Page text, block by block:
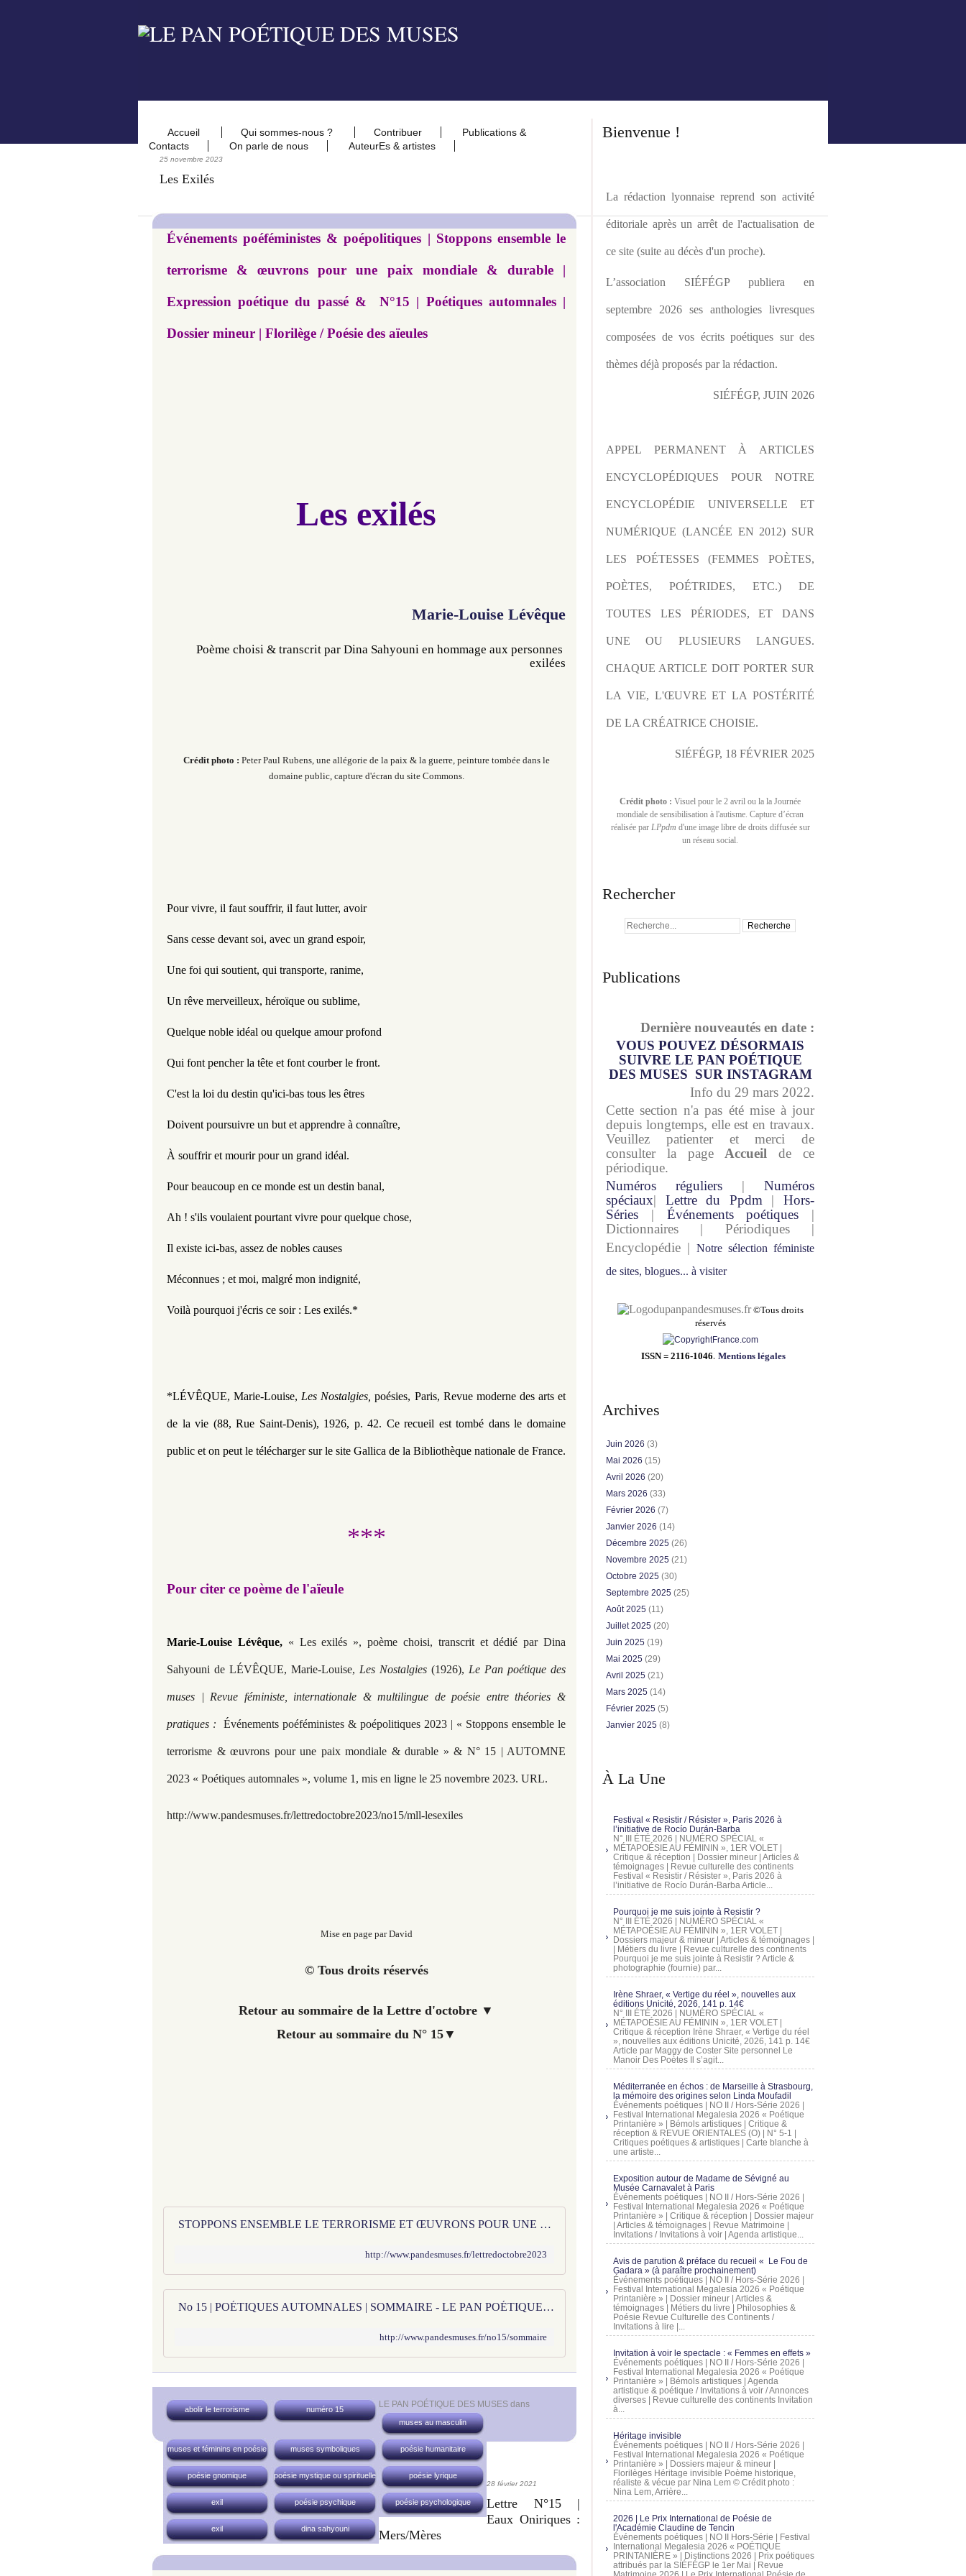
Accueil Qui sommes-nous ? Contribuer
Publications &
Contacts
On parle de nous AuteurEs & artistes
25 novembre 2023
Les Exilés
Événements poéféministes & poépolitiques | Stoppons ensemble le
terrorisme & œuvrons pour une paix mondiale & durable |
Expression poétique du passé & N°15 | Poétiques automnales |
Dossier mineur | Florilège /Poésie des aïeules
Les exilés
Marie-Louise Lévêque
Poème choisi & transcrit par Dina Sahyouni en hommage aux personnes
exilées
Crédit photo : Peter Paul Rubens, une allégorie de la paix & la guerre, peinture tombée dans le
domaine public, capture d'écran du site Commons.
Pour vivre, il faut souffrir, il faut lutter, avoir
Sans cesse devant soi, avec un grand espoir,
Une foi qui soutient, qui transporte, ranime,
Un rêve merveilleux, héroïque ou sublime,
Quelque noble idéal ou quelque amour profond
Qui font pencher la tête et font courber le front.
C'est la loi du destin qu'ici-bas tous les êtres
Doivent poursuivre un but et apprendre à connaître,
À souffrir et mourir pour un grand idéal.
Pour beaucoup en ce monde est un destin banal,
Ah ! s'ils voulaient pourtant vivre pour quelque chose,
Il existe ici-bas, assez de nobles causes
Méconnues ; et moi, malgré mon indignité,
Voilà pourquoi j'écris ce soir : Les exilés.*
*LÉVÊQUE, Marie-Louise, Les Nostalgies, poésies, Paris, Revue moderne des arts et
de la vie (88, Rue Saint-Denis), 1926, p. 42. Ce recueil est tombé dans le domaine
public et on peut le télécharger sur le site Gallica de la Bibliothèque nationale de France.
***
Pour citer ce poème de l'aïeule
Marie-Louise Lévêque, « Les exilés », poème choisi, transcrit et dédié par Dina
Sahyouni de LÉVÊQUE, Marie-Louise, Les Nostalgies (1926), Le Pan poétique des
muses | Revue féministe, internationale & multilingue de poésie entre théories &
pratiques : Événements poéféministes & poépolitiques 2023 | « Stoppons ensemble le
terrorisme & œuvrons pour une paix mondiale & durable » & N° 15 | AUTOMNE
2023 « Poétiques automnales », volume 1, mis en ligne le 25 novembre 2023. URL.
http://www.pandesmuses.fr/lettredoctobre2023/no15/mll-lesexiles
Mise en page par David
© Tous droits réservés
Retour au sommaire de la Lettre d'octobre ▼
Retour au sommaire du N° 15▼
STOPPONS ENSEMBLE LE TERRORISME ET ŒUVRONS POUR UNE PAIX MONDIALE ET DURABLE - LE PAN POÉTIQUE DES MUSES
http://www.pandesmuses.fr/lettredoctobre2023
No 15 | POÉTIQUES AUTOMNALES | SOMMAIRE - LE PAN POÉTIQUE DES MUSES
http://www.pandesmuses.fr/no15/sommaire
LE PAN POÉTIQUE DES MUSES dans
abolir le terrorisme
numéro 15
muses au masculin
muses et féminins en poésie muses symboliques poésie humanitaire
poésie gnomique poésie mystique ou spirituelle poésie lyrique
exil poésie psychique poésie psychologique
exil dina sahyouni
28 février 2021
Lettre N°15 |
Eaux Oniriques :
Mers/mères
Bienvenue !
La rédaction lyonnaise reprend son activité
éditoriale après un arrêt de l'actualisation de
ce site (suite au décès d'un proche).
L’association SIÉFÉGP publiera en
septembre 2026 ses anthologies livresques
composées de vos écrits poétiques sur des
thèmes déjà proposés par la rédaction.
SIÉFÉGP, JUIN 2026
APPEL PERMANENT À ARTICLES
ENCYCLOPÉDIQUES POUR NOTRE
ENCYCLOPÉDIE UNIVERSELLE ET
NUMÉRIQUE (LANCÉE EN 2012) SUR
LES POÉTESSES (FEMMES POÈTES,
POÈTES, POÉTRIDES, ETC.) DE
TOUTES LES PÉRIODES, ET DANS
UNE OU PLUSIEURS LANGUES.
CHAQUE ARTICLE DOIT PORTER SUR
LA VIE, L'ŒUVRE ET LA POSTÉRITÉ
DE LA CRÉATRICE CHOISIE.
SIÉFÉGP, 18 FÉVRIER 2025
Crédit photo : Visuel pour le 2 avril ou la la Journée
mondiale de sensibilisation à l'autisme. Capture d’écran
réalisée par LPpdm d'une image libre de droits diffusée sur
un réseau social.
Rechercher
Publications
Dernière nouveautés en date :
VOUS POUVEZ DÉSORMAIS
SUIVRE LE PAN POÉTIQUE
DES MUSES SUR INSTAGRAM
Info du 29 mars 2022.
Cette section n'a pas été mise à jour
depuis longtemps, elle est en travaux.
Veuillez patienter et merci de
consulter la page Accueil de ce
périodique.
Numéros réguliers | Numéros
spéciaux| Lettre du Ppdm |Hors-
Séries | Événements poétiques |
Dictionnaires | Périodiques |
Encyclopédie | Notre sélection féministe
de sites, blogues... à visiter
pandesmuses.fr ©Tous droits
réservés
ISSN = 2116-1046. Mentions légales
Archives
Juin 2026 (3)
Mai 2026 (15)
Avril 2026 (20)
Mars 2026 (33)
Février 2026 (7)
Janvier 2026 (14)
Décembre 2025 (26)
Novembre 2025 (21)
Octobre 2025 (30)
Septembre 2025 (25)
Août 2025 (11)
Juillet 2025 (20)
Juin 2025 (19)
Mai 2025 (29)
Avril 2025 (21)
Mars 2025 (14)
Février 2025 (5)
Janvier 2025 (8)
À La Une
Festival « Resistir / Résister », Paris 2026 à
l’initiative de Rocío Durán-Barba
N° III ÉTÉ 2026 | NUMÉRO SPÉCIAL «
MÉTAPOÉSIE AU FÉMININ », 1ER VOLET |
Critique & réception | Dossier mineur | Articles &
témoignages | Revue culturelle des continents
Festival « Resistir / Résister », Paris 2026 à
l’initiative de Rocío Durán-Barba Article...
Pourquoi je me suis jointe à Resistir ?
N° III ÉTÉ 2026 | NUMÉRO SPÉCIAL «
MÉTAPOÉSIE AU FÉMININ », 1ER VOLET |
Dossiers majeur & mineur | Articles & témoignages |
| Métiers du livre | Revue culturelle des continents
Pourquoi je me suis jointe à Resistir ? Article &
photographie (fournie) par...
Irène Shraer, « Vertige du réel », nouvelles aux
éditions Unicité, 2026, 141 p. 14€
N° III ÉTÉ 2026 | NUMÉRO SPÉCIAL «
MÉTAPOÉSIE AU FÉMININ », 1ER VOLET |
Critique & réception Irène Shraer, « Vertige du réel
», nouvelles aux éditions Unicité, 2026, 141 p. 14€
Article par Maggy de Coster Site personnel Le
Manoir Des Poètes Il s’agit...
Méditerranée en échos : de Marseille à Strasbourg,
la mémoire des origines selon Linda Moufadil
Événements poétiques | NO II / Hors-Série 2026 |
Festival International Megalesia 2026 « Poétique
Printanière » | Bémols artistiques | Critique &
réception & REVUE ORIENTALES (O) | N° 5-1 |
Critiques poétiques & artistiques | Carte blanche à
une artiste...
Exposition autour de Madame de Sévigné au
Musée Carnavalet à Paris
Événements poétiques | NO II / Hors-Série 2026 |
Festival International Megalesia 2026 « Poétique
Printanière » | Critique & réception | Dossier majeur
| Articles & témoignages | Revue Matrimoine |
Invitations / Invitations à voir | Agenda artistique...
Avis de parution & préface du recueil « Le Fou de
Gadara » (à paraître prochainement)
Événements poétiques | NO II / Hors-Série 2026 |
Festival International Megalesia 2026 « Poétique
Printanière » | Dossier mineur | Articles &
témoignages | Métiers du livre | Philosophies &
Poésie Revue Culturelle des Continents /
Invitations à lire |...
Invitation à voir le spectacle : « Femmes en effets »
Événements poétiques | NO II / Hors-Série 2026 |
Festival International Megalesia 2026 « Poétique
Printanière » | Bémols artistiques | Agenda
artistique & poétique / Invitations à voir / Annonces
diverses | Revue culturelle des continents Invitation
à...
Héritage invisible
Événements poétiques | NO II / Hors-Série 2026 |
Festival International Megalesia 2026 « Poétique
Printanière » | Dossiers majeur & mineur |
Florilèges Héritage invisible Poème historique,
réaliste & vécue par Nina Lem © Crédit photo :
Nina Lem, Arrière...
2026 | Le Prix International de Poésie de
l'Académie Claudine de Tencin
Événements poétiques | NO II Hors-Série | Festival
International Megalesia 2026 « POÉTIQUE
PRINTANIÈRE » | Distinctions 2026 | Prix poétiques
attribués par la SIÉFÉGP le 1er Mai | Revue